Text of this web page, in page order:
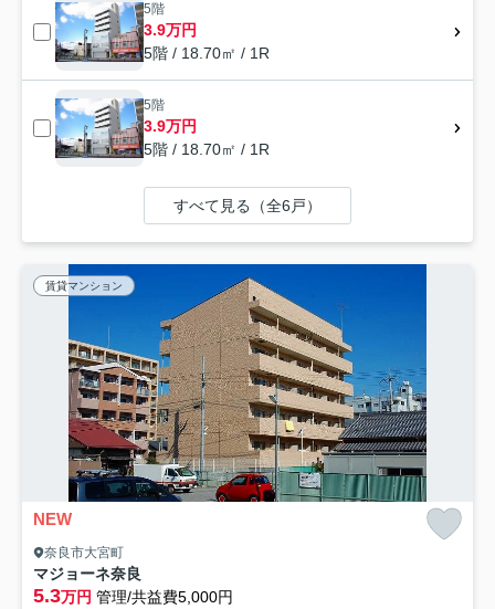
5階
3.9万円
5階 / 18.70㎡ / 1R
5階
3.9万円
5階 / 18.70㎡ / 1R
すべて見る（全6戸）
賃貸マンション
NEW
奈良市大宮町
マジョーネ奈良
5.3万円 管理/共益費5,000円